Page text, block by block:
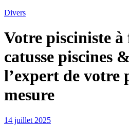
Divers
Votre pisciniste à
catusse piscines
l’expert de votre
mesure
14 juillet 2025